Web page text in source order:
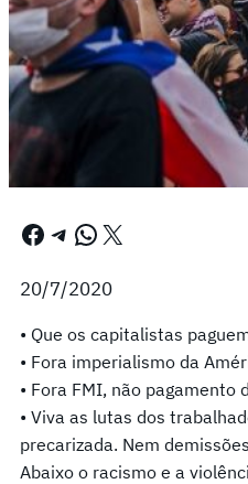
Facebook Telegram WhatsApp X
20/7/2020
• Que os capitalistas
• Fora imperialismo da
• Fora FMI, não pagamento
• Viva as lutas dos
precarizada. Nem
Abaixo o racismo e a